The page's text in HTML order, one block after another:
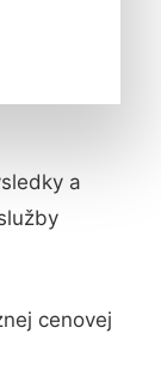
a
cenovej